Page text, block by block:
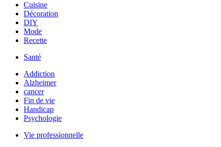
Cuisine
Décoration
DIY
Mode
Recette
Santé
Addiction
Alzheimer
cancer
Fin de vie
Handicap
Psychologie
Vie professionnelle